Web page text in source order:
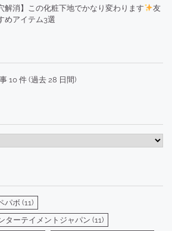
解消】この化粧下地でかなり変わります
友
めアイテム3選
10 件 (過去 28 日間)
パボ (11)
ターテイメントジャパン (11)